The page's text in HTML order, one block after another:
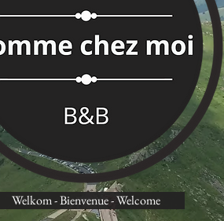
Welkom - Bienvenue - Welcome